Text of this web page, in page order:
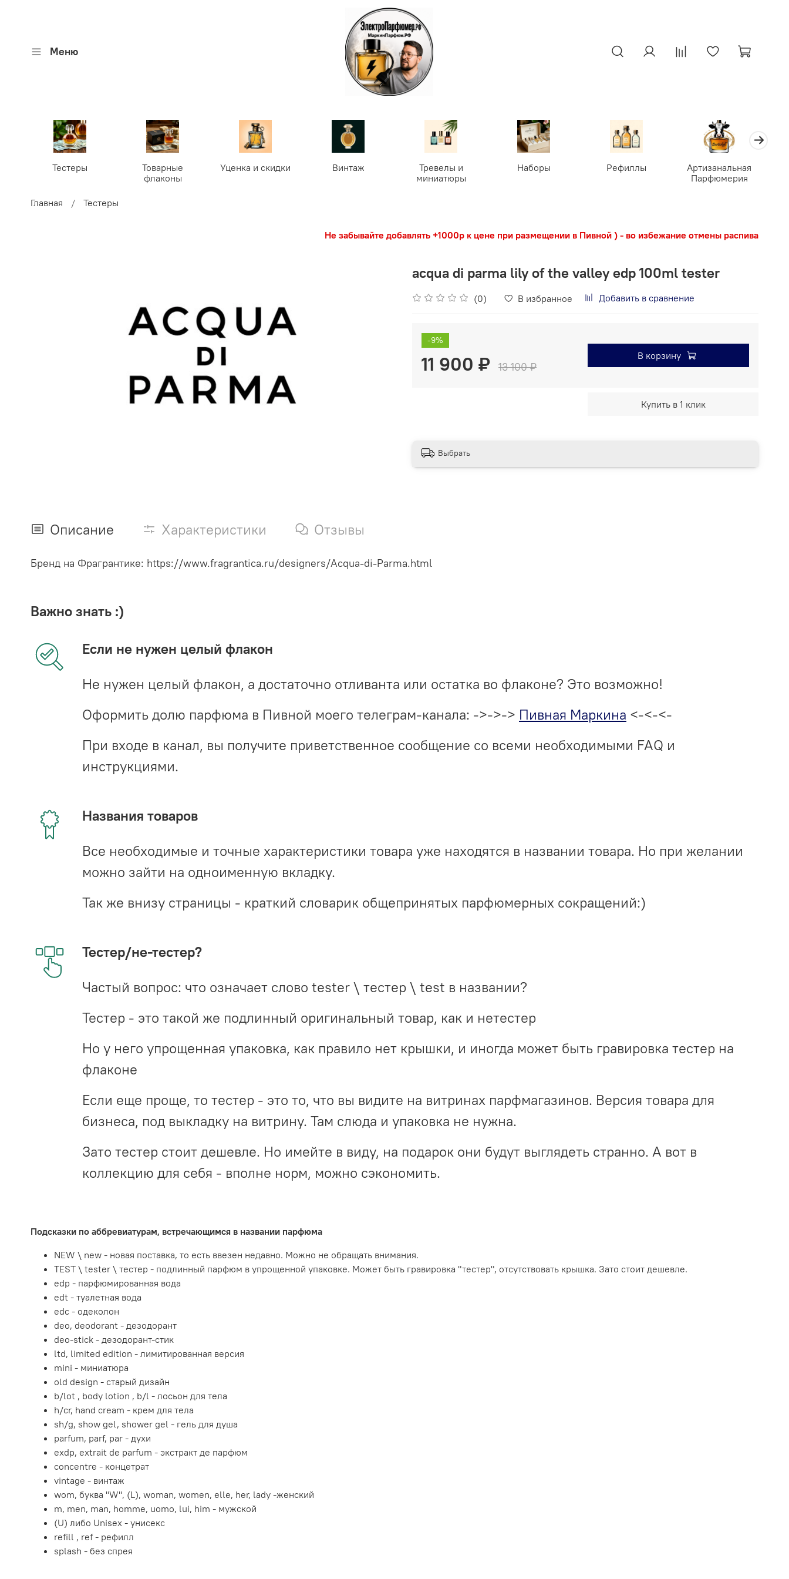
Меню
Тестеры
Товарные
флаконы
Уценка и скидки Винтаж
Тревелы и
миниатюры
Наборы Рефиллы
Артизанальная
Парфюмерия
Главная Тестеры
Не забывайте добавлять +1000р к цене при размещении в Пивной ) - во избежание отмены распива
acqua di parma lily of the valley edp 100ml tester
(0) В избранное Добавить в сравнение
-9%
11 900 ₽ 13 100 ₽
В корзину
Купить в 1 клик
Выбрать
Описание Характеристики Отзывы
Бренд на Фрагрантике: https://www.fragrantica.ru/designers/Acqua-di-Parma.html
Важно знать :)
Если не нужен целый флакон
Не нужен целый флакон, а достаточно отливанта или остатка во флаконе? Это возможно!
Оформить долю парфюма в Пивной моего телеграм-канала: ->->-> Пивная Маркина <-<-<-
При входе в канал, вы получите приветственное сообщение со всеми необходимыми FAQ и
инструкциями.
Названия товаров
Все необходимые и точные характеристики товара уже находятся в названии товара. Но при желании
можно зайти на одноименную вкладку.
Так же внизу страницы - краткий словарик общепринятых парфюмерных сокращений:)
Тестер/не-тестер?
Частый вопрос: что означает слово tester \ тестер \ test в названии?
Тестер - это такой же подлинный оригинальный товар, как и нетестер
Но у него упрощенная упаковка, как правило нет крышки, и иногда может быть гравировка тестер на
флаконе
Если еще проще, то тестер - это то, что вы видите на витринах парфмагазинов. Версия товара для
бизнеса, под выкладку на витрину. Там слюда и упаковка не нужна.
Зато тестер стоит дешевле. Но имейте в виду, на подарок они будут выглядеть странно. А вот в
коллекцию для себя - вполне норм, можно сэкономить.
Подсказки по аббревиатурам, встречающимся в названии парфюма
NEW \ new - новая поставка, то есть ввезен недавно. Можно не обращать внимания.
TEST \ tester \ тестер - подлинный парфюм в упрощенной упаковке. Может быть гравировка "тестер", отсутствовать крышка. Зато стоит дешевле.
edp - парфюмированная вода
edt - туалетная вода
edc - одеколон
deo, deodorant - дезодорант
deo-stick - дезодорант-стик
ltd, limited edition - лимитированная версия
mini - миниатюра
old design - старый дизайн
b/lot , body lotion , b/l - лосьон для тела
h/cr, hand cream - крем для тела
sh/g, show gel, shower gel - гель для душа
parfum, parf, par - духи
exdp, extrait de parfum - экстракт де парфюм
concentre - концетрат
vintage - винтаж
wom, буква "W", (L), woman, women, elle, her, lady -женский
m, men, man, homme, uomo, lui, him - мужской
(U) либо Unisex - унисекс
refill , ref - рефилл
splash - без спрея